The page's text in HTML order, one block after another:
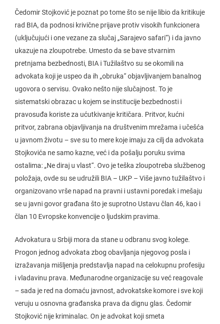
Čedomir Stojković je poznat po tome što se nije libio da kritikuje
rad BIA, da podnosi krivične prijave protiv visokih funkcionera
(uključujući i one vezane za slučaj „Sarajevo safari“) i da javno
ukazuje na zloupotrebe. Umesto da se bave stvarnim
pretnjama bezbednosti, BIA i Tužilaštvo su se okomili na
advokata koji je uspeo da ih „obruka“ objavljivanjem banalnog
ugovora o servisu. Ovako nešto nije slučajnost. To je
sistematski obrazac u kojem se institucije bezbednosti i
pravosuđa koriste za ućutkivanje kritičara. Pritvor, kućni
pritvor, zabrana objavljivanja na društvenim mrežama i učešća
u javnom životu – sve su to mere koje imaju za cilj da advokata
Stojkovića ne samo kazne, već i da pošalju poruku svima
ostalima: „Ne diraj u vlast“. Ovo je teška zloupotreba službenog
položaja, ovde su se udružili BIA – UKP – Više javno tužilaštvo i
organizovano vrše napad na pravni i ustavni poredak i mešaju
se u javni govor građana što je suprotno Ustavu član 46, kao i
član 10 Evropske konvencije o ljudskim pravima.
Advokatura u Srbiji mora da stane u odbranu svog kolege.
Progon jednog advokata zbog obavljanja njegovog posla i
izražavanja mišljenja predstavlja napad na celokupnu profesiju
i vladavinu prava. Međunarodne organizacije su već reagovale
– sada je red na domaću javnost, advokatske komore i sve koji
veruju u osnovna građanska prava da dignu glas. Čedomir
Stojković nije kriminalac. On je advokat koji smeta